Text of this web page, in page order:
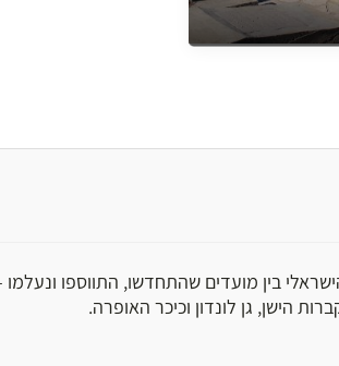
בין מועדים שהתחדשו, התווספו ונעלמו
הישן, גן לונדון וכיכר האופרה.